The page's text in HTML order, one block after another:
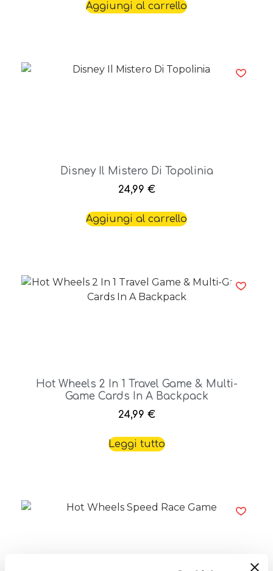
Aggiungi al carrello
Disney Il Mistero Di Topolinia
24,99 €
Aggiungi al carrello
Hot Wheels 2 In 1 Travel Game & Multi-
Game Cards In A Backpack
24,99 €
Leggi tutto